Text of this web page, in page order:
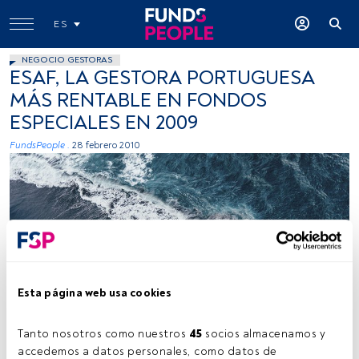
Esta página web usa cookies
Tanto nosotros como nuestros 45 socios almacenamos y
accedemos a datos personales, como datos de
ES
NEGOCIO GESTORAS
ESAF, LA GESTORA PORTUGUESA
MÁS RENTABLE EN FONDOS
ESPECIALES EN 2009
FundsPeople . 28 febrero 2010
Kamil Molendys, Unsplash
Tiempo lectura: 2 min.